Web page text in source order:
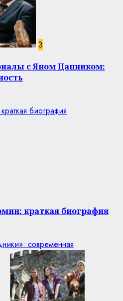
3
с Яном Цапником:
биография
краткая биография
современная